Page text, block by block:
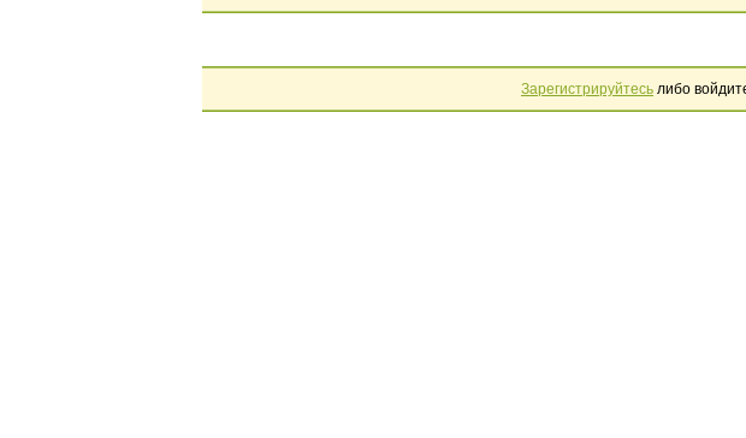
Зарегистрируйтесь либо